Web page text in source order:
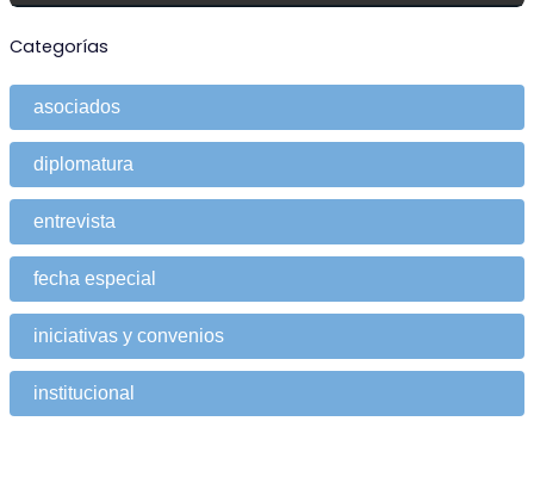
Categorías
asociados
diplomatura
entrevista
fecha especial
iniciativas y convenios
institucional